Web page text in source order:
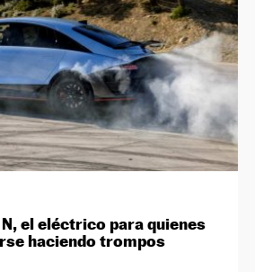
el eléctrico para quienes
haciendo trompos